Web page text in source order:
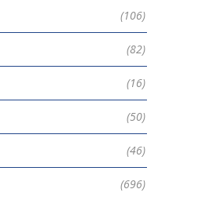
(106)
(82)
(16)
(50)
(46)
(696)